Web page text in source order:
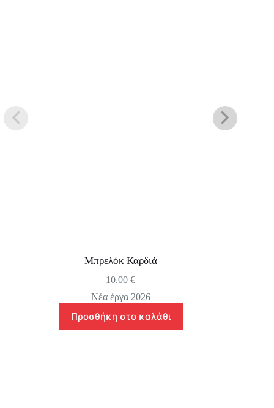
Μπρελόκ Καρδιά
10.00€
Νέα έργα 2026
Προσθήκη στο καλάθι